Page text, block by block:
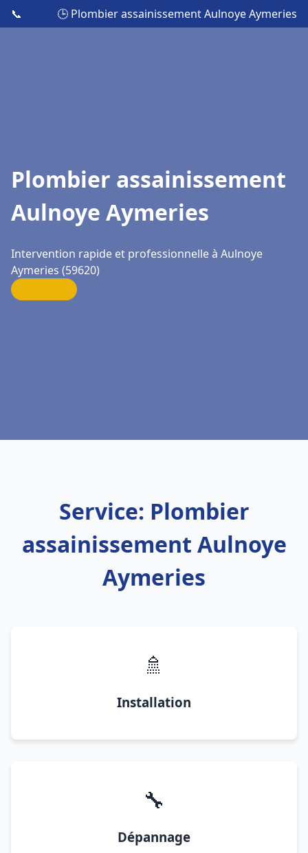
📞 🕒 Plombier assainissement Aulnoye Aymeries
Plombier assainissement
Aulnoye Aymeries
Intervention rapide et professionnelle à Aulnoye
Aymeries (59620)
Service: Plombier
assainissement Aulnoye
Aymeries
🚿
Installation
🔧
Dépannage